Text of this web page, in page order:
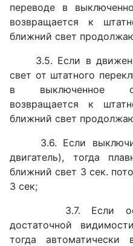
переводе в
возвращается к
ближний свет
3.5. Если в
свет от штатного
в выключенное
возвращается к
ближний свет
3.6. Если
двигатель), тогда
ближний свет 3 сек.
3 сек;
3.7. Если
достаточной
тогда автоматически